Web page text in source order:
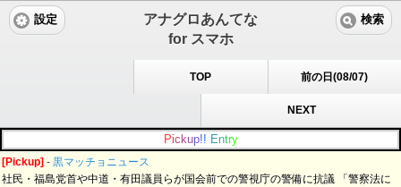
アナグロあんてな
for スマホ
設定 検索
TOP 前の日(08/07)
NEXT
Pic kup!! Entry
[Pickup] - 黒マッチョニュース
社民・福島党首や中道・有田議員らが国会前での警視庁の警備に抗議 「警察法に